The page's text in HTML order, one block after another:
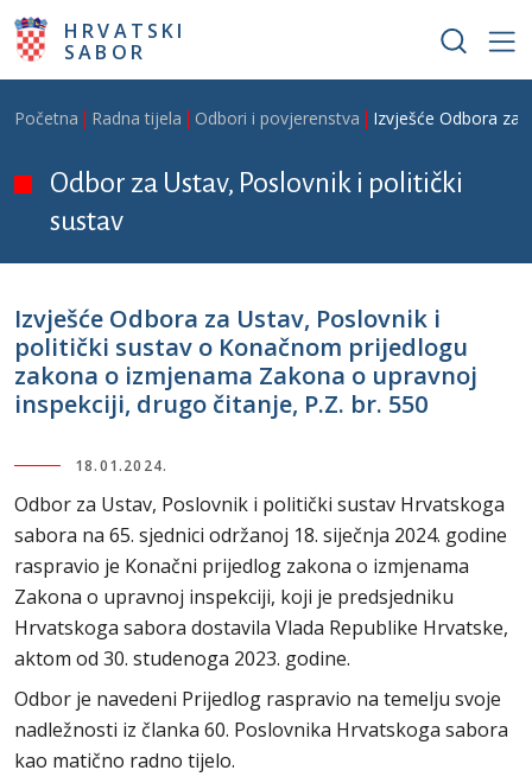
Skoči na glavni sadržaj
HRVATSKI
SABOR
Breadcrumb
Početna Radna tijela Odbori i povjerenstva Izvješće Odbora za
Odbor za Ustav, Poslovnik i politički
sustav
Izvješće Odbora za Ustav, Poslovnik i
politički sustav o Konačnom prijedlogu
zakona o izmjenama Zakona o upravnoj
inspekciji, drugo čitanje, P.Z. br. 550
18.01.2024.
Odbor za Ustav, Poslovnik i politički sustav Hrvatskoga
sabora na 65. sjednici održanoj 18. siječnja 2024. godine
raspravio je Konačni prijedlog zakona o izmjenama
Zakona o upravnoj inspekciji, koji je predsjedniku
Hrvatskoga sabora dostavila Vlada Republike Hrvatske,
aktom od 30. studenoga 2023. godine.
Odbor je navedeni Prijedlog raspravio na temelju svoje
nadležnosti iz članka 60. Poslovnika Hrvatskoga sabora
kao matično radno tijelo.